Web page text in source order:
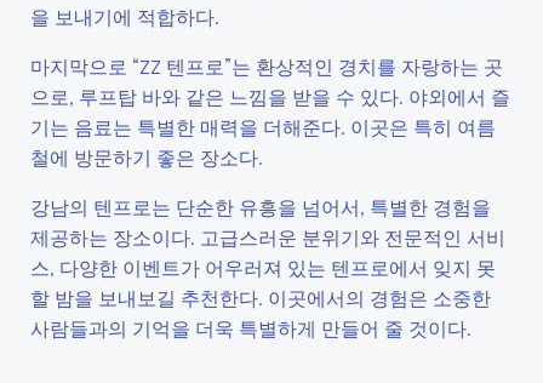
을 보내기에 적합하다.
마지막으로 “ZZ 텐프로”는 환상적인 경치를 자랑하는 곳
으로, 루프탑 바와 같은 느낌을 받을 수 있다. 야외에서 즐
기는 음료는 특별한 매력을 더해준다. 이곳은 특히 여름
철에 방문하기 좋은 장소다.
강남의 텐프로는 단순한 유흥을 넘어서, 특별한 경험을
제공하는 장소이다. 고급스러운 분위기와 전문적인 서비
스, 다양한 이벤트가 어우러져 있는 텐프로에서 잊지 못
할 밤을 보내보길 추천한다. 이곳에서의 경험은 소중한
사람들과의 기억을 더욱 특별하게 만들어 줄 것이다.